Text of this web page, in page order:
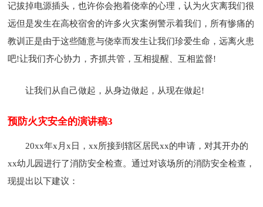
记拔掉电源插头，也许你会抱着侥幸的心理，认为火灾离我们很
远但是发生在高校宿舍的许多火灾案例警示着我们，所有惨痛的
教训正是由于这些随意与侥幸而发生让我们珍爱生命，远离火患
吧!让我们齐心协力，齐抓共管，互相提醒、互相监督!
让我们从自己做起，从身边做起，从现在做起!
预防火灾安全的演讲稿3
20xx年x月x日，xx所接到辖区居民xx的申请，对其开办的
xx幼儿园进行了消防安全检查。通过对该场所的消防安全检查，
现提出以下建议：